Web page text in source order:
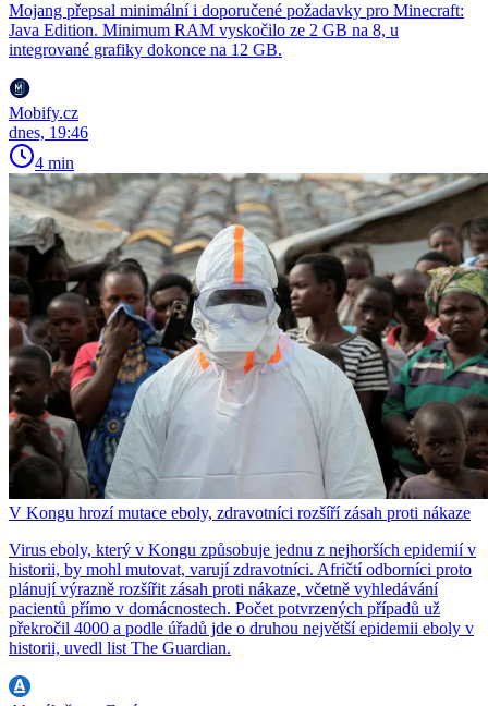
Mojang přepsal minimální i doporučené požadavky pro Minecraft:
Java Edition. Minimum RAM vyskočilo ze 2 GB na 8, u
integrované grafiky dokonce na 12 GB.
Mobify.cz
dnes, 19:46
4 min
V Kongu hrozí mutace eboly, zdravotníci rozšíří zásah proti nákaze
Virus eboly, který v Kongu způsobuje jednu z nejhorších epidemií v
historii, by mohl mutovat, varují zdravotníci. Afričtí odborníci proto
plánují výrazně rozšířit zásah proti nákaze, včetně vyhledávání
pacientů přímo v domácnostech. Počet potvrzených případů už
překročil 4000 a podle úřadů jde o druhou největší epidemii eboly v
historii, uvedl list The Guardian.